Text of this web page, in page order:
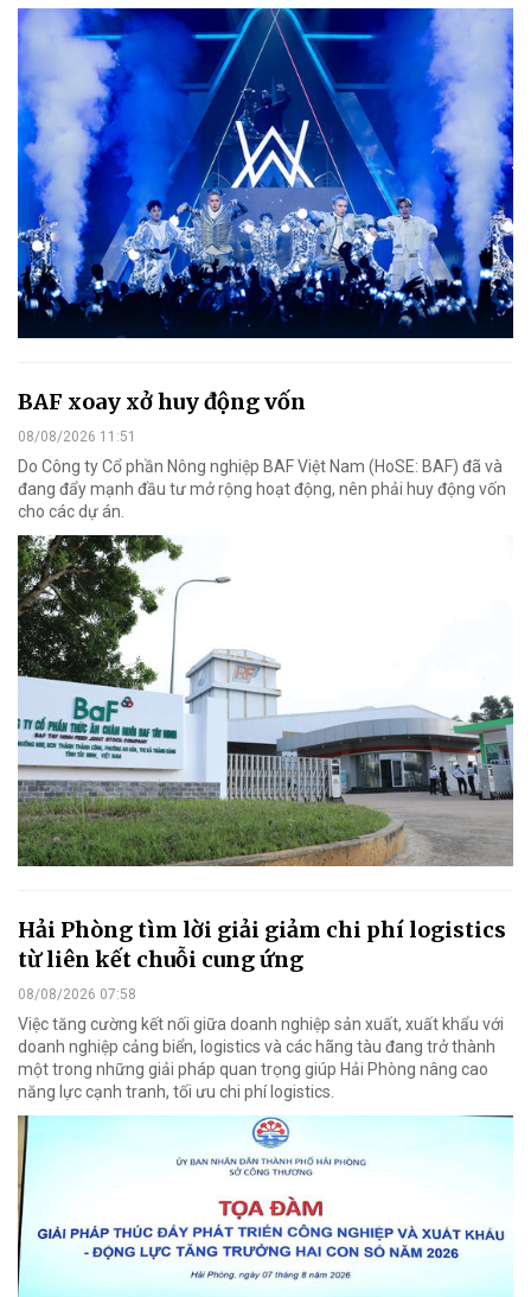
BAF xoay xở huy động vốn
08/08/2026 11:51
Do Công ty Cổ phần Nông nghiệp BAF Việt Nam (HoSE: BAF) đã và
đang đẩy mạnh đầu tư mở rộng hoạt động, nên phải huy động vốn
cho các dự án.
Hải Phòng tìm lời giải giảm chi phí logistics
từ liên kết chuỗi cung ứng
08/08/2026 07:58
Việc tăng cường kết nối giữa doanh nghiệp sản xuất, xuất khẩu với
doanh nghiệp cảng biển, logistics và các hãng tàu đang trở thành
một trong những giải pháp quan trọng giúp Hải Phòng nâng cao
năng lực cạnh tranh, tối ưu chi phí logistics.